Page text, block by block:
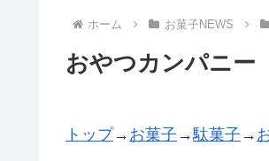
ホーム お菓子NEWS
おやつカンパニ
トップ→ お菓子 →駄菓子 →